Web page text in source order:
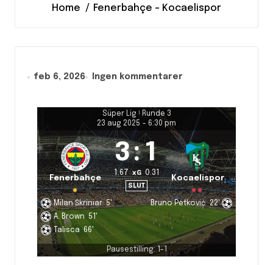
Home Fenerbahçe – Kocaelispor
feb 6, 2026 Ingen kommentarer
Süper Lig
Runde 3
23 aug 2025 - 6:30 pm
Fenerbahçe
3:1
1.67 xG 0.31
SLUT
Kocaelispor
Milan Škriniar 5'
A. Brown
51'
Talisca 66'
Bruno Petković 22'
Pausestilling: 1-1